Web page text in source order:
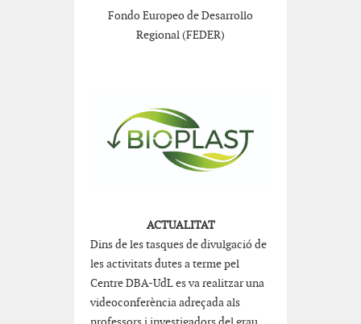
Fondo Europeo de Desarrollo
Regional (FEDER)
ACTUALITAT
Dins de les tasques de divulgació de
les activitats dutes a terme pel
Centre DBA-UdL es va realitzar una
videoconferència adreçada als